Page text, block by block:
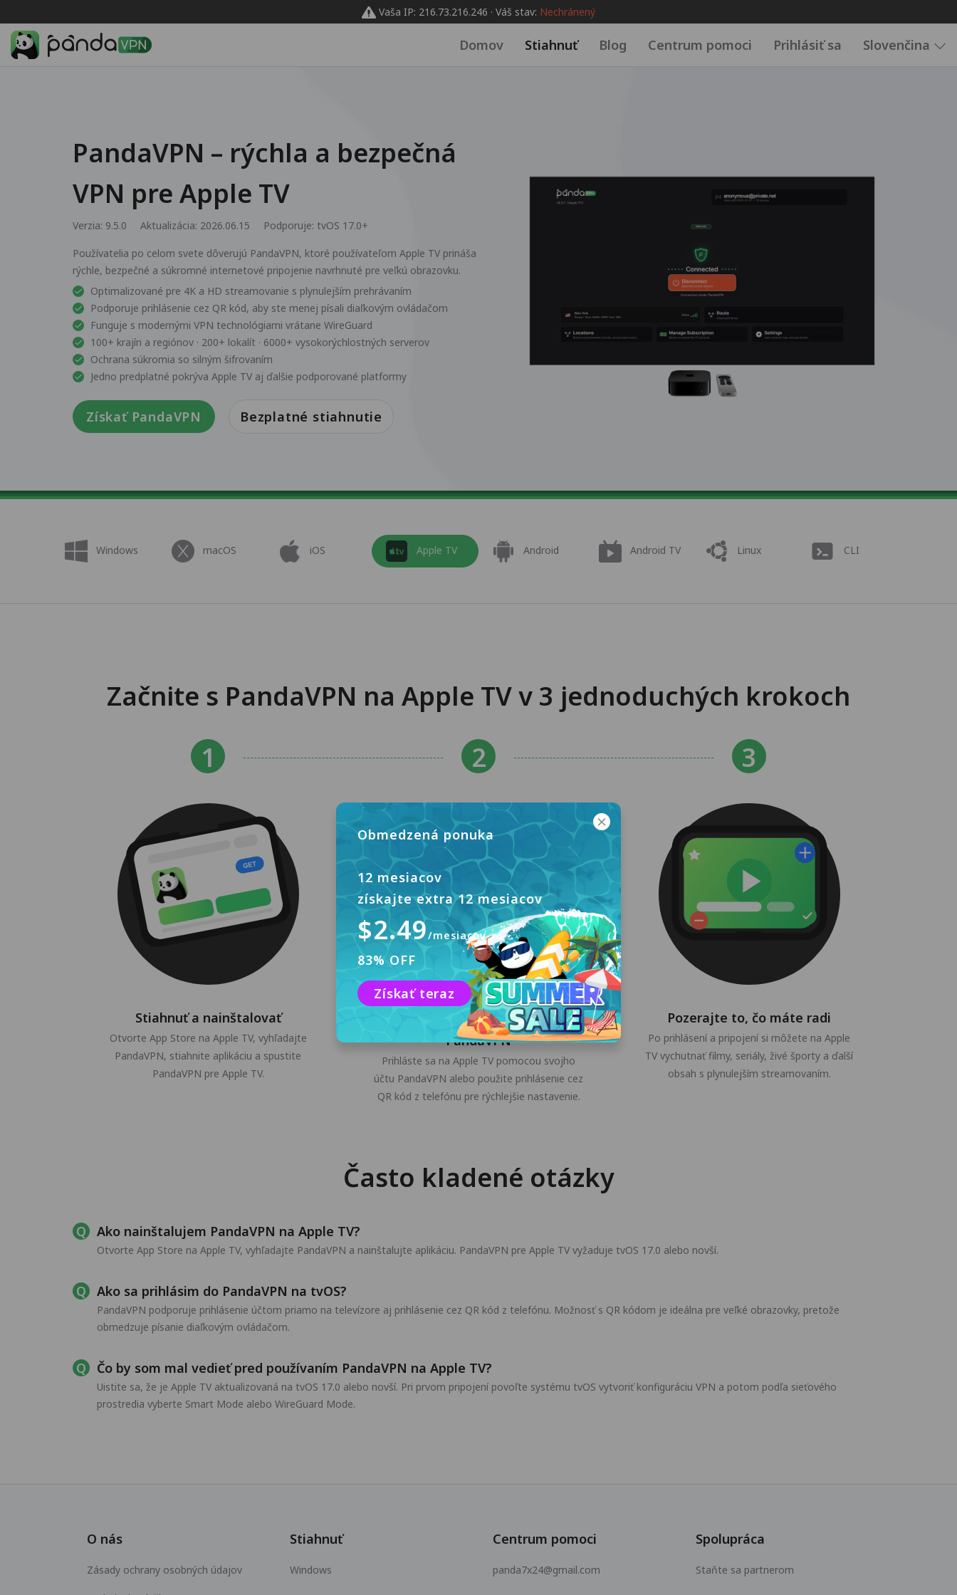
Vaša IP: 216.73.216.246 · Váš stav: Nechránený
Domov Stiahnuť Blog Centrum pomoci Prihlásiť sa Slovenčina
PandaVPN – rýchla a bezpečná
VPN pre Apple TV
Verzia: 9.5.0 Aktualizácia: 2026.06.15 Podporuje: tvOS 17.0+
Používatelia po celom svete dôverujú PandaVPN, ktoré používateľom Apple TV prináša
rýchle, bezpečné a súkromné internetové pripojenie navrhnuté pre veľkú obrazovku.
Optimalizované pre 4K a HD streamovanie s plynulejším prehrávaním
Podporuje prihlásenie cez QR kód, aby ste menej písali diaľkovým ovládačom
Funguje s modernými VPN technológiami vrátane WireGuard
100+ krajín a regiónov · 200+ lokalít · 6000+ vysokorýchlostných serverov
Ochrana súkromia so silným šifrovaním
Jedno predplatné pokrýva Apple TV aj ďalšie podporované platformy
Získať PandaVPN Bezplatné stiahnutie
Windows macOS iOS Apple TV Android Android TV Linux CLI
Začnite s PandaVPN na Apple TV v 3 jednoduchých krokoch
Stiahnuť a nainštalovať
Otvorte App Store na Apple TV, vyhľadajte
PandaVPN, stiahnite aplikáciu a spustite
PandaVPN pre Apple TV.
Prihláste sa do svojho účtu
PandaVPN
Prihláste sa na Apple TV pomocou svojho
účtu PandaVPN alebo použite prihlásenie cez
QR kód z telefónu pre rýchlejšie nastavenie.
Pozerajte to, čo máte radi
Po prihlásení a pripojení si môžete na Apple
TV vychutnať filmy, seriály, živé športy a ďalší
obsah s plynulejším streamovaním.
Často kladené otázky
Ako nainštalujem PandaVPN na Apple TV?
Otvorte App Store na Apple TV, vyhľadajte PandaVPN a nainštalujte aplikáciu. PandaVPN pre Apple TV vyžaduje tvOS 17.0 alebo novší.
Ako sa prihlásim do PandaVPN na tvOS?
PandaVPN podporuje prihlásenie účtom priamo na televízore aj prihlásenie cez QR kód z telefónu. Možnosť s QR kódom je ideálna pre veľké obrazovky, pretože
obmedzuje písanie diaľkovým ovládačom.
Čo by som mal vedieť pred používaním PandaVPN na Apple TV?
Uistite sa, že je Apple TV aktualizovaná na tvOS 17.0 alebo novší. Pri prvom pripojení povoľte systému tvOS vytvoriť konfiguráciu VPN a potom podľa sieťového
prostredia vyberte Smart Mode alebo WireGuard Mode.
Obmedzená ponuka
12 mesiacov
získajte extra 12 mesiacov
$2.49/mesiacov
83% OFF
Získať teraz
O nás
Zásady ochrany osobných údajov
Stiahnuť
Windows
Centrum pomoci
panda7x24@gmail.com
Spolupráca
Staňte sa partnerom